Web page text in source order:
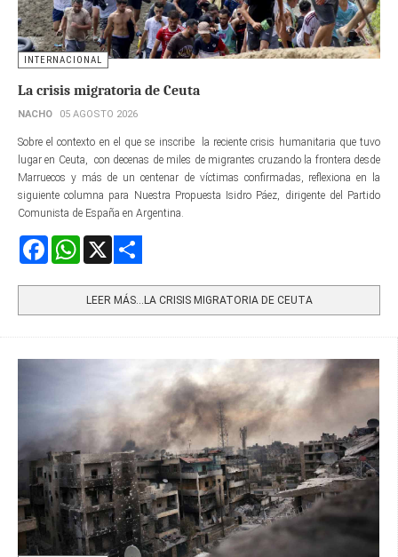
INTERNACIONAL
La crisis migratoria de Ceuta
NACHO 05 AGOSTO 2026
Sobre el contexto en el que se inscribe la reciente crisis humanitaria que tuvo
lugar en Ceuta, con decenas de miles de migrantes cruzando la frontera desde
Marruecos y más de un centenar de víctimas confirmadas, reflexiona en la
siguiente columna para Nuestra Propuesta Isidro Páez, dirigente del Partido
Comunista de España en Argentina.
FacebookWhatsApp
LEER MÁS…LA CRISIS MIGRATORIA DE CEUTA